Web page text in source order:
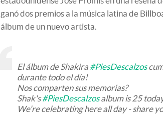
ganó dos premios a la música latina de
álbum de un nuevo artista.
El álbum de Shakira #PiesDescalzos
durante todo el día!
Nos comparten sus memorias?
Shak's#PiesDescalzosalbum is 25
We’re celebrating here all day - share